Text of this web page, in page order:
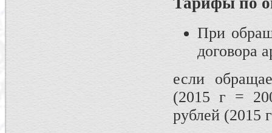
При
договора
если
(2015 г =
рублей (2015